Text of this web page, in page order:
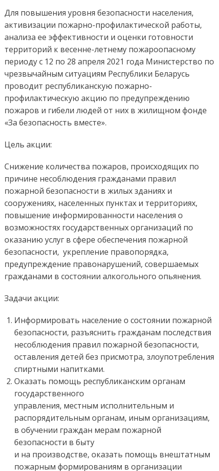
Для повышения уровня безопасности населения,
активизации пожарно-профилактической работы,
анализа ее эффективности и оценки готовности
территорий к весенне-летнему пожароопасному
периоду с 12 по 28 апреля 2021 года Министерство по
чрезвычайным ситуациям Республики Беларусь
проводит республиканскую пожарно-
профилактическую акцию по предупреждению
пожаров и гибели людей от них в жилищном фонде
«За безопасность вместе».
Цель акции:
Снижение количества пожаров, происходящих по
причине несоблюдения гражданами правил
пожарной безопасности в жилых зданиях и
сооружениях, населенных пунктах и территориях,
повышение информированности населения о
возможностях государственных организаций по
оказанию услуг в сфере обеспечения пожарной
безопасности, укрепление правопорядка,
предупреждение правонарушений, совершаемых
гражданами в состоянии алкогольного опьянения.
Задачи акции:
Информировать население о состоянии пожарной
безопасности, разъяснить гражданам последствия
несоблюдения правил пожарной безопасности,
оставления детей без присмотра, злоупотребления
спиртными напитками.
Оказать помощь республиканским органам
государственного
управления, местным исполнительным и
распорядительным органам, иным организациям,
в обучении граждан мерам пожарной
безопасности в быту
и на производстве, оказать помощь внештатным
пожарным формированиям в организации